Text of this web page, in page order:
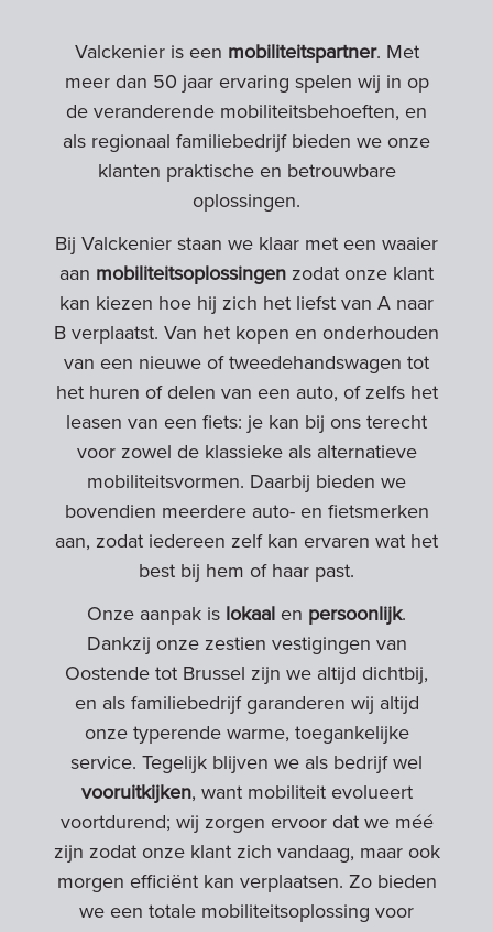
Valckenier is een mobiliteitspartner. Met
meer dan 50 jaar ervaring spelen wij in op
de veranderende mobiliteitsbehoeften, en
als regionaal familiebedrijf bieden we onze
klanten praktische en betrouwbare
oplossingen.
Bij Valckenier staan we klaar met een waaier
aan mobiliteitsoplossingen zodat onze klant
kan kiezen hoe hij zich het liefst van A naar
B verplaatst. Van het kopen en onderhouden
van een nieuwe of tweedehandswagen tot
het huren of delen van een auto, of zelfs het
leasen van een fiets: je kan bij ons terecht
voor zowel de klassieke als alternatieve
mobiliteitsvormen. Daarbij bieden we
bovendien meerdere auto- en fietsmerken
aan, zodat iedereen zelf kan ervaren wat het
best bij hem of haar past.
Onze aanpak is lokaal en persoonlijk.
Dankzij onze zestien vestigingen van
Oostende tot Brussel zijn we altijd dichtbij,
en als familiebedrijf garanderen wij altijd
onze typerende warme, toegankelijke
service. Tegelijk blijven we als bedrijf wel
vooruitkijken, want mobiliteit evolueert
voortdurend; wij zorgen ervoor dat we méé
zijn zodat onze klant zich vandaag, maar ook
morgen efficiënt kan verplaatsen. Zo bieden
we een totale mobiliteitsoplossing voor